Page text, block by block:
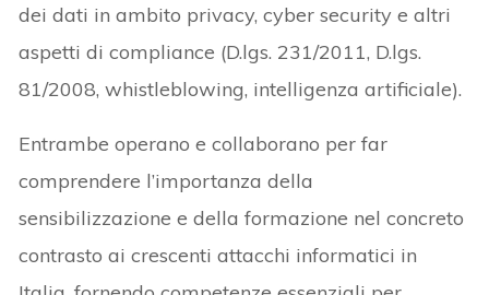
dei dati in ambito privacy, cyber security e altri
aspetti di compliance (D.lgs. 231/2011, D.lgs.
81/2008, whistleblowing, intelligenza artificiale).
Entrambe operano e collaborano per far
comprendere l’importanza della
sensibilizzazione e della formazione nel concreto
contrasto ai crescenti attacchi informatici in